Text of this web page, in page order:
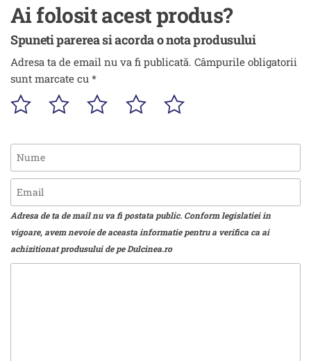
Ai folosit acest produs?
Spuneti parerea si acorda o nota produsului
Adresa ta de email nu va fi publicată. Câmpurile obligatorii
sunt marcate cu *
Adresa de ta de mail nu va fi postata public. Conform legislatiei in
vigoare, avem nevoie de aceasta informatie pentru a verifica ca ai
achizitionat produsului de pe Dulcinea.ro